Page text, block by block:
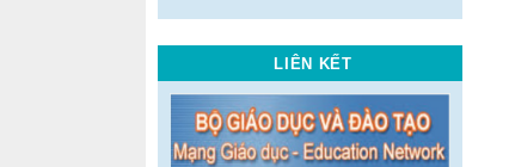
LIÊN KẾT